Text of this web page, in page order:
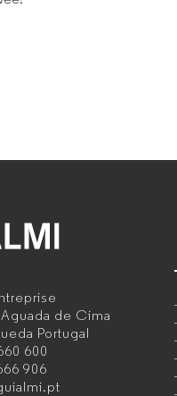
de Cima
Portugal
600
906